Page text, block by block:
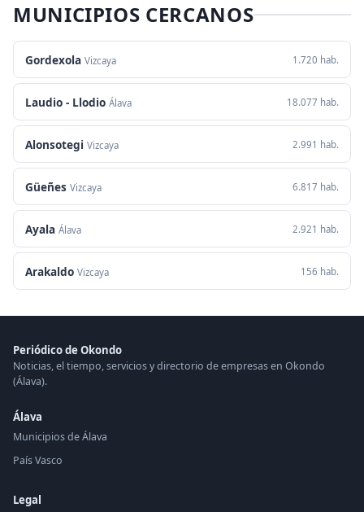
MUNICIPIOS CERCANOS
Gordexola Vizcaya 1.720 hab.
Laudio - Llodio Álava 18.077 hab.
Alonsotegi Vizcaya 2.991 hab.
Güeñes Vizcaya 6.817 hab.
Ayala Álava 2.921 hab.
Arakaldo Vizcaya 156 hab.
Periódico de Okondo
Noticias, el tiempo, servicios y directorio de empresas en Okondo
(Álava).
Álava
Municipios de Álava
País Vasco
Legal